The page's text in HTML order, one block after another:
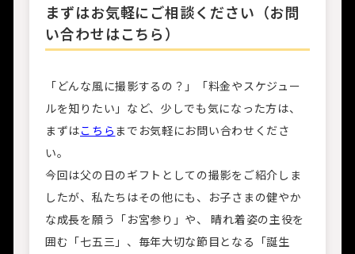
まずはお気軽にご相談ください（お問
い合わせはこちら）
「どんな風に撮影するの？」「料金やスケジュー
ルを知りたい」など、少しでも気になった方は、
まずはこちら までお気軽にお問い合わせくださ
い。
今回は父の日のギフトとしての撮影をご紹介しま
したが、私たちはその他にも、お子さまの健やか
な成長を願う「お宮参り」や、 晴れ着姿の主役を
囲む「七五三」、毎年大切な節目となる「誕生